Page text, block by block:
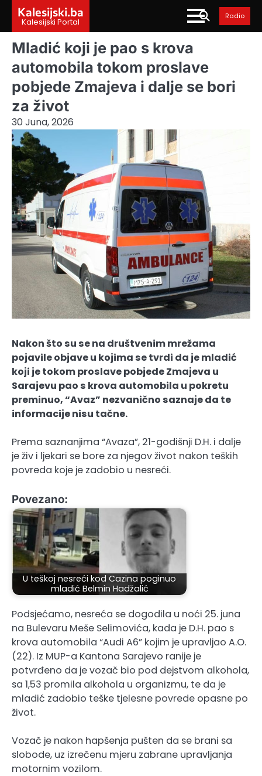
content
Kalesijski.ba
Kalesijski Portal
Radio
Mladić koji je pao s krova
automobila tokom proslave
pobjede Zmajeva i dalje se bori
za život
30 Juna, 2026
Nakon što su se na društvenim mrežama
pojavile objave u kojima se tvrdi da je mladić
koji je tokom proslave pobjede Zmajeva u
Sarajevu pao s krova automobila u pokretu
preminuo, “Avaz” nezvanično saznaje da te
informacije nisu tačne.
Prema saznanjima “Avaza”, 21-godišnji D.H. i dalje
je živ i ljekari se bore za njegov život nakon teških
povreda koje je zadobio u nesreći.
Povezano:
U teškoj nesreći kod Cazina poginuo
mladić Belmin Hadžalić
Podsjećamo, nesreća se dogodila u noći 25. juna
na Bulevaru Meše Selimovića, kada je D.H. pao s
krova automobila “Audi A6” kojim je upravljao A.O.
(22). Iz MUP-a Kantona Sarajevo ranije je
potvrđeno da je vozač bio pod dejstvom alkohola,
sa 1,53 promila alkohola u organizmu, te da je
mladić zadobio teške tjelesne povrede opasne po
život.
Vozač je nakon hapšenja pušten da se brani sa
slobode, uz izrečenu mjeru zabrane upravljanja
motornim vozilom.